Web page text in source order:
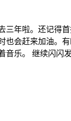
三年啦。还记得
也会赶来加油。
音乐。 继续闪闪